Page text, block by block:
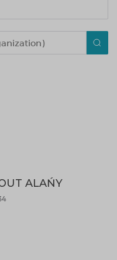
ALAŃY